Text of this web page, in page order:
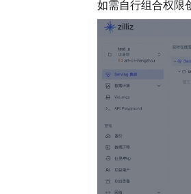
如需自行组合权限